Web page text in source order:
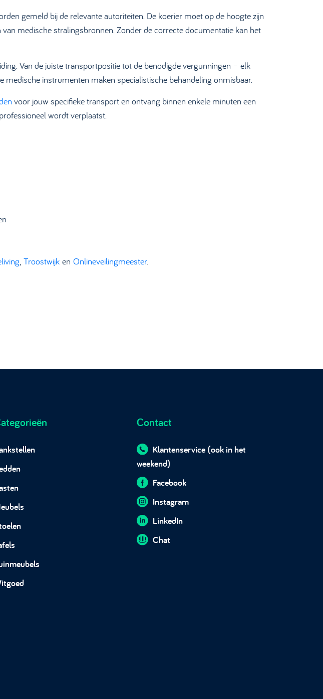
gemeld bij de relevante autoriteiten. De koerier moet op de hoogte zijn
medische stralingsbronnen. Zonder de correcte documentatie kan het
Van de juiste transportpositie tot de benodigde vergunningen – elk
instrumenten maken specialistische behandeling onmisbaar.
voor jouw specifieke transport en ontvang binnen enkele minuten een
wordt verplaatst.
, Troostwijk en Onlineveilingmeester.
Contact
Klantenservice (ook in het
weekend)
Facebook
Instagram
LinkedIn
Chat